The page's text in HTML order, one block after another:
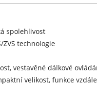
spolehlivost
ZVS technologie
vestavěné dálkové
velikost, funkce